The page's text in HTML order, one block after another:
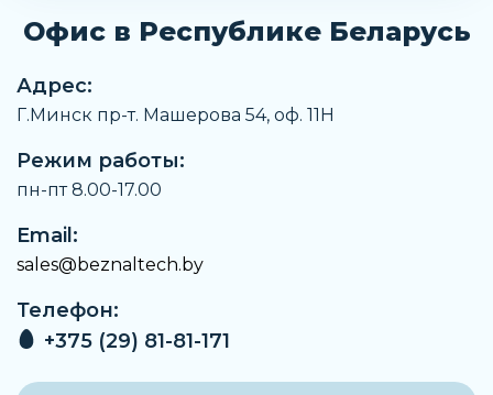
1
Тест на нечувствительность к вибрации
EN 60068-2-6 FC5 - 9 Гц 3,5 мм9 - 150 Гц 1г
EN 60068-2-27 EA15 г, 11 мс (половина синусоиды)
31 г
Замечания по материалу
Температура окружающей среды
От +5 °C до +55 °C
Офис в Республике Беларусь
Адрес:
Г.Минск пр-т. Машерова 54, оф. 11H
Режим работы:
пн-пт 8.00-17.00
Email:
sales@beznaltech.by
Телефон:
+375 (29) 81-81-171